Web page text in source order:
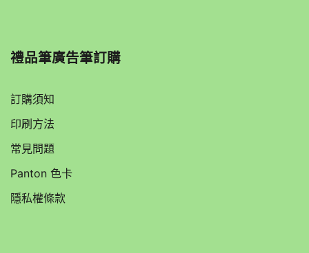
禮品筆廣告筆訂購
訂購須知
印刷方法
常見問題
Panton 色卡
隱私權條款